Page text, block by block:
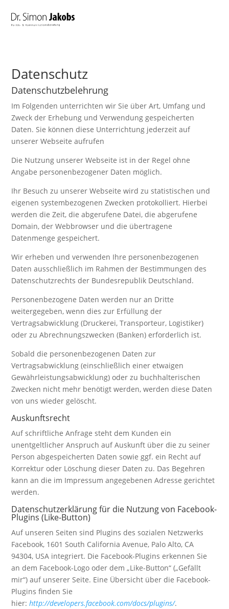
Datenschutz
Datenschutzbelehrung
Im Folgenden unterrichten wir Sie über Art, Umfang und
Zweck der Erhebung und Verwendung gespeicherten
Daten. Sie können diese Unterrichtung jederzeit auf
unserer Webseite aufrufen
Die Nutzung unserer Webseite ist in der Regel ohne
Angabe personenbezogener Daten möglich.
Ihr Besuch zu unserer Webseite wird zu statistischen und
eigenen systembezogenen Zwecken protokolliert. Hierbei
werden die Zeit, die abgerufene Datei, die abgerufene
Domain, der Webbrowser und die übertragene
Datenmenge gespeichert.
Wir erheben und verwenden Ihre personenbezogenen
Daten ausschließlich im Rahmen der Bestimmungen des
Datenschutzrechts der Bundesrepublik Deutschland.
Personenbezogene Daten werden nur an Dritte
weitergegeben, wenn dies zur Erfüllung der
Vertragsabwicklung (Druckerei, Transporteur, Logistiker)
oder zu Abrechnungszwecken (Banken) erforderlich ist.
Sobald die personenbezogenen Daten zur
Vertragsabwicklung (einschließlich einer etwaigen
Gewährleistungsabwicklung) oder zu buchhalterischen
Zwecken nicht mehr benötigt werden, werden diese Daten
von uns wieder gelöscht.
Auskunftsrecht
Auf schriftliche Anfrage steht dem Kunden ein
unentgeltlicher Anspruch auf Auskunft über die zu seiner
Person abgespeicherten Daten sowie ggf. ein Recht auf
Korrektur oder Löschung dieser Daten zu. Das Begehren
kann an die im Impressum angegebenen Adresse gerichtet
werden.
Datenschutzerklärung für die Nutzung von Facebook-
Plugins (Like-Button)
Auf unseren Seiten sind Plugins des sozialen Netzwerks
Facebook, 1601 South California Avenue, Palo Alto, CA
94304, USA integriert. Die Facebook-Plugins erkennen Sie
an dem Facebook-Logo oder dem „Like-Button“ („Gefällt
mir“) auf unserer Seite. Eine Übersicht über die Facebook-
Plugins finden Sie
hier: http://developers.facebook.com/docs/plugins/.